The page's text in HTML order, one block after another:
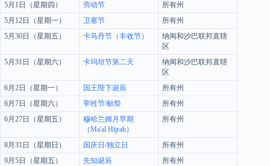
5月1日（星期四）
劳动节
所有州
5月12日（星期一）
卫塞节
所有州
5月30日（星期五）
卡马丹节（丰收节）
纳闽和沙巴联邦直辖
区
5月31日（星期六）
卡玛坦节第二天
纳闽和沙巴联邦直辖
区
6月2日（星期一）
国王陛下诞辰
所有州
6月7日（星期六）
宰牲节/献祭
所有州
6月27日（星期五）
穆哈兰姆月早期
（Ma'al Hijrah）
所有州
8月31日（星期日） 国庆日/独立日
所有州
9月5日（星期五）
先知诞辰
所有州